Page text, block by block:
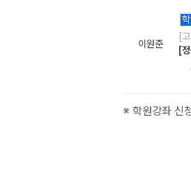
이원준
학
[
[
※ 학원강좌 신